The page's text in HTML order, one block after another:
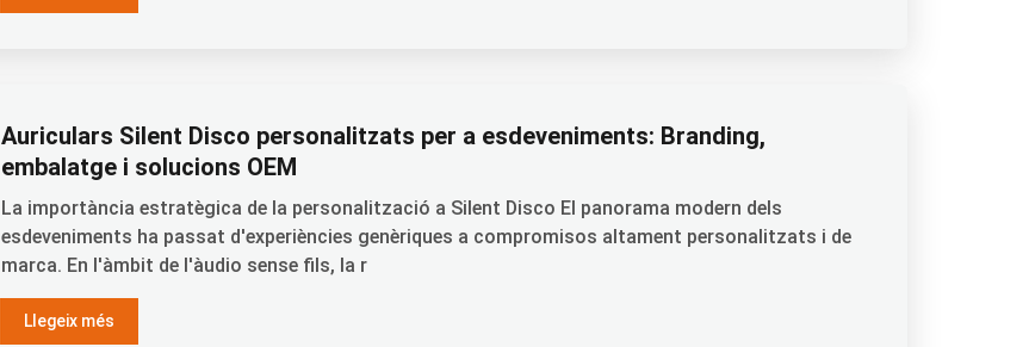
Auriculars Silent Disco personalitzats per a esdeveniments: Branding,
embalatge i solucions OEM
La importància estratègica de la personalització a Silent Disco El panorama modern dels
esdeveniments ha passat d'experiències genèriques a compromisos altament personalitzats i de
marca. En l'àmbit de l'àudio sense fils, la r
Llegeix més